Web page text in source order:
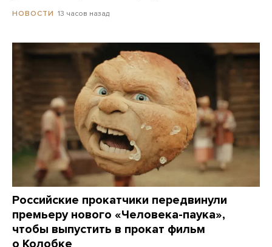
НОВОСТИ 13 часов назад
Российские прокатчики передвинули
премьеру нового «Человека-паука»,
чтобы выпустить в прокат фильм